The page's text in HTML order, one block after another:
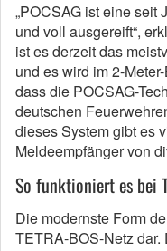
„POCSAG ist eine seit
und voll ausgereift“,
ist es derzeit das
und es wird im 2-
dass die POCSAG-
deutschen
dieses System gibt es
Meldeempfänger von
So funktioniert es bei
Die modernste Form
TETRA-BOS-Netz dar.